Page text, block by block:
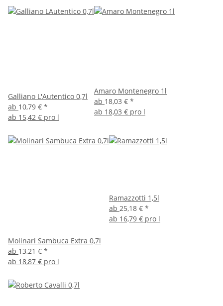
Galliano L'Autentico 0,7l
ab 10,79 € *
ab 15,42 € pro l
Amaro Montenegro 1l
ab 18,03 € *
ab 18,03 € pro l
Molinari Sambuca Extra 0,7l
ab 13,21 € *
ab 18,87 € pro l
Ramazzotti 1,5l
ab 25,18 € *
ab 16,79 € pro l